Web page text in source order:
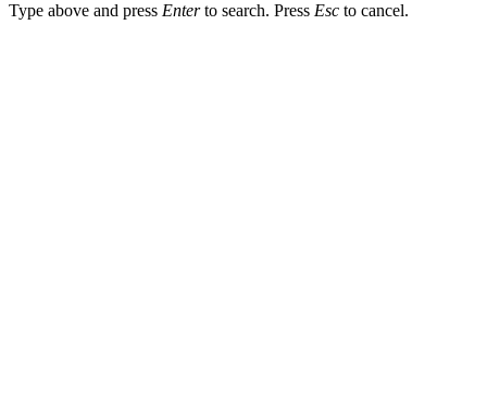
Type above and press Enterto search. Press Esc to cancel.